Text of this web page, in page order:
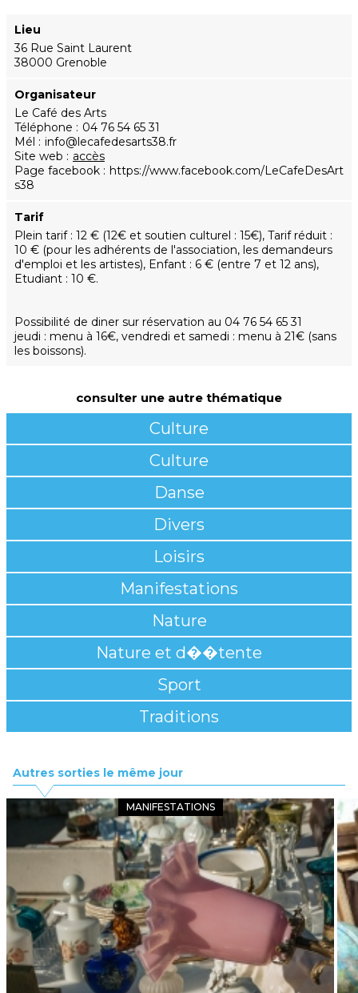
Lieu
36 Rue Saint Laurent
38000 Grenoble
Organisateur
Le Café des Arts
Téléphone
04 76 54 65 31
Mél
info@lecafedesarts38.fr
Site web
accès
Page facebook
https://www.facebook.com/LeCafeDesArt
s38
Tarif
Plein tarif : 12 € (12€ et soutien culturel : 15€), Tarif réduit :
10 € (pour les adhérents de l'association, les demandeurs
d'emploi et les artistes), Enfant : 6 € (entre 7 et 12 ans),
Etudiant : 10 €.
Possibilité de diner sur réservation au 04 76 54 65 31
jeudi : menu à 16€, vendredi et samedi : menu à 21€ (sans
les boissons).
consulter une autre thématique
Culture
Culture
Danse
Divers
Loisirs
Manifestations
Nature
Nature et d��tente
Sport
Traditions
Autres sorties le même jour
MANIFESTATIONS